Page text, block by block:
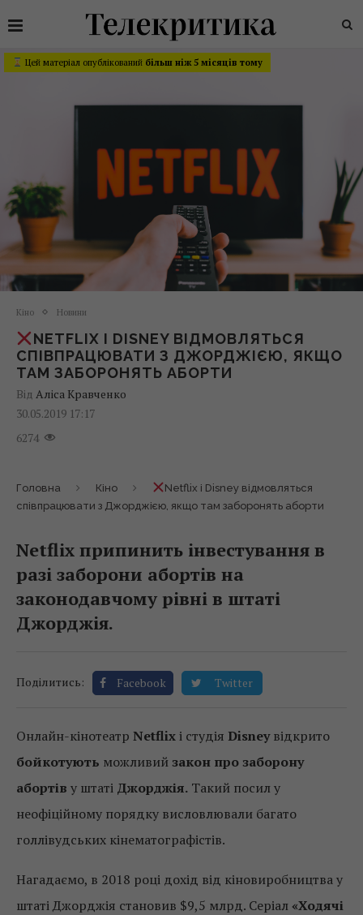
Цей матеріал опублікований більш ніж 5 місяців тому
Кіно Новини
NETFLIX І DISNEY ВІДМОВЛЯТЬСЯ
СПІВПРАЦЮВАТИ З ДЖОРДЖІЄЮ, ЯКЩО
ТАМ ЗАБОРОНЯТЬ АБОРТИ
Від Аліса Кравченко
30.05.2019 17:17
6274
Головна Кіно
Netflix і Disney відмовляться
співпрацювати з Джорджією, якщо там заборонять аборти
Netflix припинить інвестування в
разі заборони абортів на
законодавчому рівні в штаті
Джорджія.
Поділитись: Facebook Twitter
Онлайн-кінотеатр Netflixі студія Disneyвідкрито
бойкотують можливий закон про заборону
абортів у штаті Джорджія. Такий посил у
неофіційному порядку висловлювали багато
голлівудських кінематографістів.
Нагадаємо, в 2018 році дохід від кіновиробництва у
штаті Джорджія становив $9,5 млрд. Серіал «Ходячі